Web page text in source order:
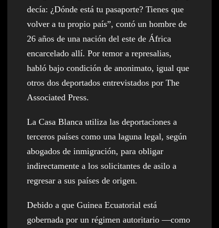
decía: ¿Dónde está tu pasaporte? Tienes que
volver a tu propio país”, contó un hombre de
26 años de una nación del este de África
encarcelado allí. Por temor a represalias,
habló bajo condición de anonimato, igual que
otros dos deportados entrevistados por The
Associated Press.
La Casa Blanca utiliza las deportaciones a
terceros países como una laguna legal, según
abogados de inmigración, para obligar
indirectamente a los solicitantes de asilo a
regresar a sus países de origen.
Debido a que Guinea Ecuatorial está
gobernada por un régimen autoritario —como